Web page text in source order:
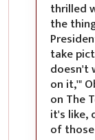
thrilled
the
take
doesn't
on it,'"
on The
it's like,
of